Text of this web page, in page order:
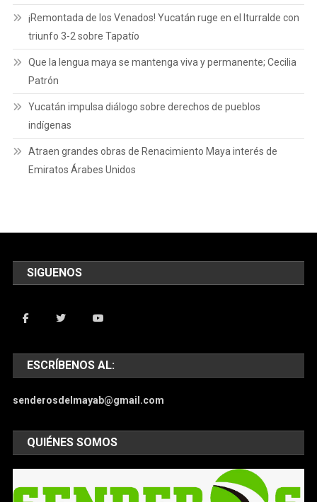
¡Remontada de los Venados! Yucatán ruge en el Iturralde con
triunfo 3-2 sobre Tapatío
Que la lengua maya se mantenga viva y permanente; Cecilia
Patrón
Yucatán impulsa diálogo sobre derechos de pueblos
indígenas
Atraen grandes obras de Renacimiento Maya interés de
Emiratos Árabes Unidos
SIGUENOS
ESCRÍBENOS AL:
senderosdelmayab@gmail.com
QUIÉNES SOMOS